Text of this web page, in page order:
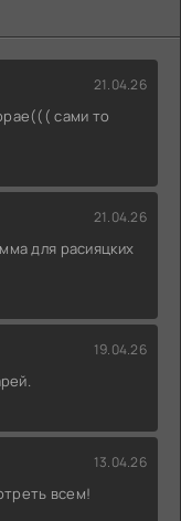
21.04.26
сами то
21.04.26
для расияцких
19.04.26
13.04.26
всем!